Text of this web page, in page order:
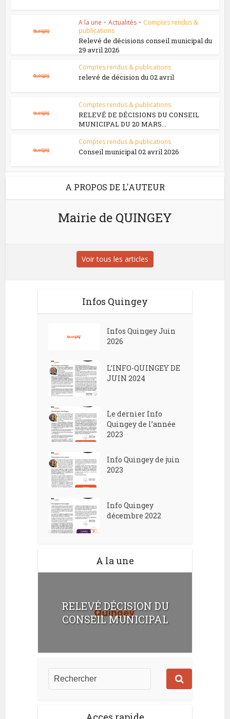
A la une • Actualités • Comptes rendus &
publications
Relevé de décisions conseil municipal du
29 avril 2026
Comptes rendus & publications
relevé de décision du 02 avril
Comptes rendus & publications
RELEVÉ DE DÉCISIONS DU CONSEIL
MUNICIPAL DU 20 MARS...
Comptes rendus & publications
Conseil municipal 02 avril 2026
A PROPOS DE L'AUTEUR
Mairie de QUINGEY
Voir tous les articles
Infos Quingey
Infos Quingey Juin
2026
L’INFO-QUINGEY DE
JUIN 2024
Le dernier Info
Quingey de l’année
2023
Info Quingey de juin
2023
Info Quingey
décembre 2022
A la une
RELEVÉ DÉCISION DU
CONSEIL MUNICIPAL